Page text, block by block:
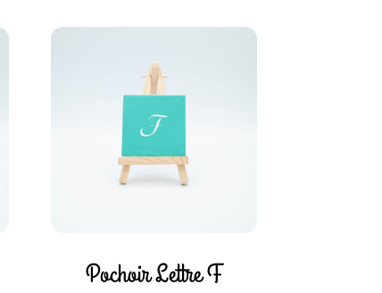
Pochoir Lettre F